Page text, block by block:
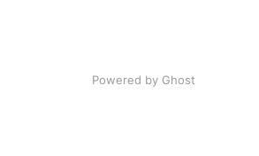
Powered by Ghost